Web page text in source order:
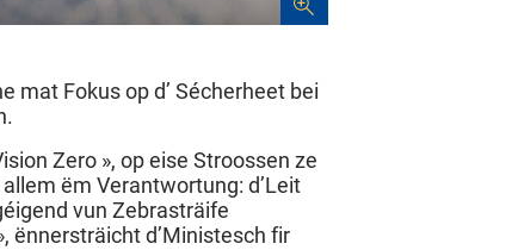
Fokus op d’ Sécherheet bei
Zero », op eise Stroossen ze
ëm Verantwortung: d’Leit
vun Zebrasträife
ënnersträicht d’Ministesch fir